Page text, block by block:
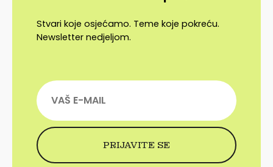
Stvari koje osjećamo. Teme koje pokreću.
Newsletter nedjeljom.